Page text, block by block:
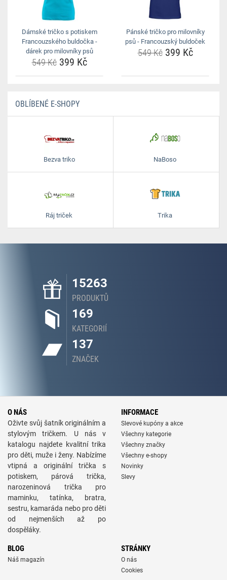
Dámské tričko s potiskem
Francouzského buldočka -
dárek pro milovníky psů
549 Kč399 Kč
Pánské tričko pro milovníky
psů - Francouzský buldoček
549 Kč399 Kč
OBLÍBENÉ E-SHOPY
Bezva triko NaBoso
Ráj triček Trika
15263
PRODUKTŮ
169
KATEGORIÍ
137
ZNAČEK
O NÁS
Oživte svůj šatník originálním a
stylovým tričkem. U nás v
katalogu najdete kvalitní trika
pro děti, muže i ženy. Nabízíme
vtipná a originální trička s
potiskem, párová trička,
narozeninová trička pro
maminku, tatínka, bratra,
sestru, kamaráda nebo pro děti
od nejmenších až po
dospěláky.
INFORMACE
Slevové kupóny a akce
Všechny kategorie
Všechny značky
Všechny e-shopy
Novinky
Slevy
BLOG
Náš magazín
STRÁNKY
O nás
Cookies